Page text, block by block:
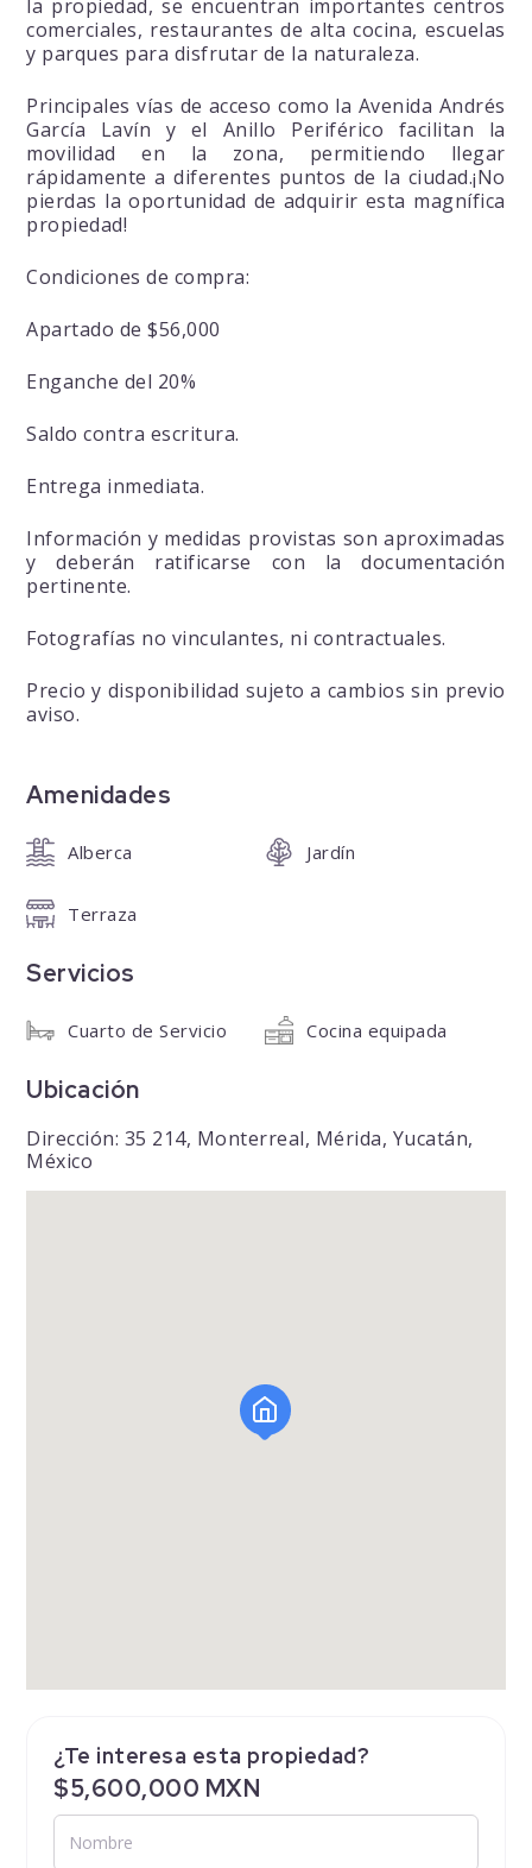
la propiedad, se encuentran importantes centros
comerciales, restaurantes de alta cocina, escuelas
y parques para disfrutar de la naturaleza.
Principales vías de acceso como la Avenida Andrés
García Lavín y el Anillo Periférico facilitan la
movilidad en la zona, permitiendo llegar
rápidamente a diferentes puntos de la ciudad.¡No
pierdas la oportunidad de adquirir esta magnífica
propiedad!
Condiciones de compra:
Apartado de $56,000
Enganche del 20%
Saldo contra escritura.
Entrega inmediata.
Información y medidas provistas son aproximadas
y deberán ratificarse con la documentación
pertinente.
Fotografías no vinculantes, ni contractuales.
Precio y disponibilidad sujeto a cambios sin previo
aviso.
¿Te interesa esta propiedad?
$5,600,000 MXN
Amenidades
Alberca Jardín
Terraza
Servicios
Cuarto de Servicio Cocina equipada
Ubicación
Dirección: 35 214, Monterreal, Mérida, Yucatán,
México